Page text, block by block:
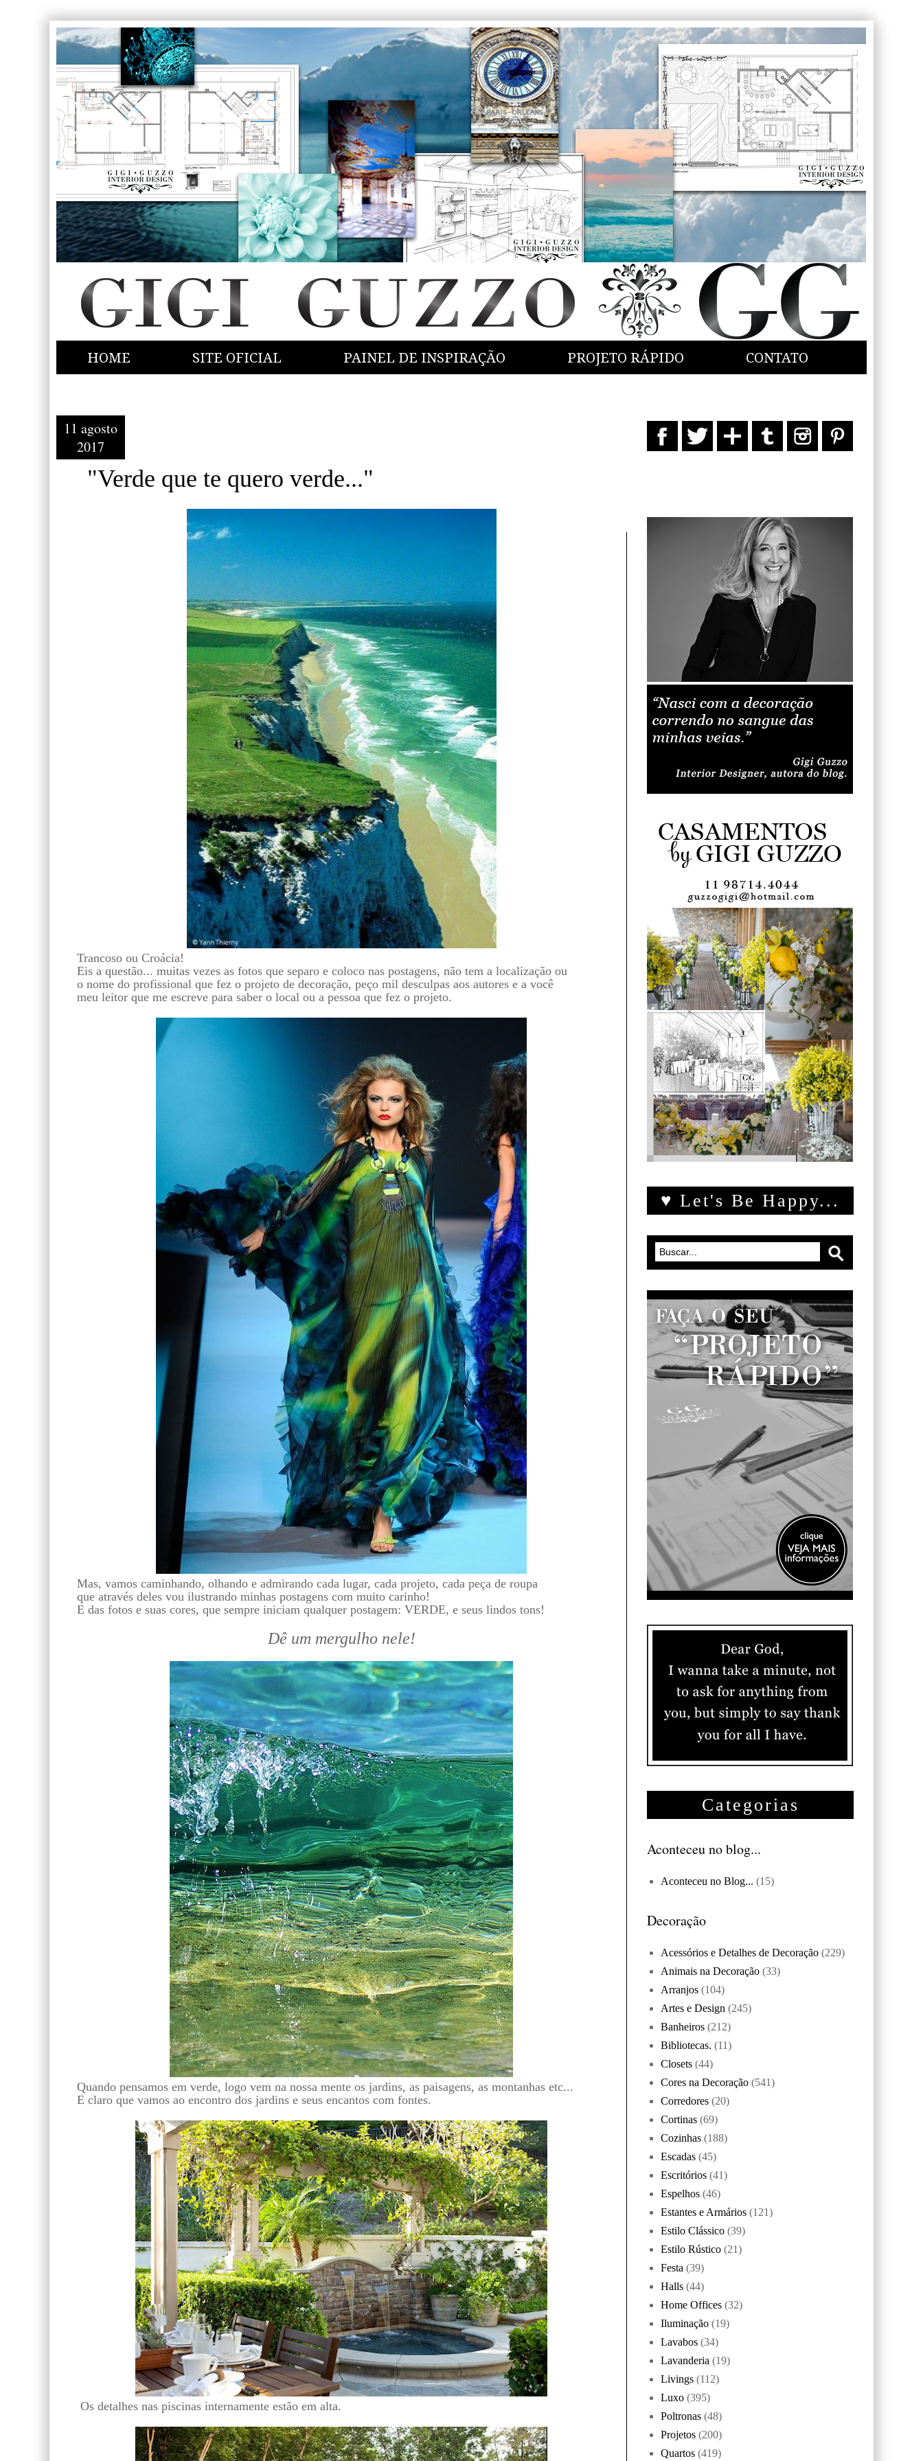
HOME SITE OFICIAL PAINEL DE INSPIRAÇÃO PROJETO RÁPIDO CONTATO
11 agosto
2017
"Verde que te quero verde..."
Trancoso ou Croácia!
Eis a questão... muitas vezes as fotos que separo e coloco nas postagens, não tem a localização ou
o nome do profissional que fez o projeto de decoração, peço mil desculpas aos autores e a você
meu leitor que me escreve para saber o local ou a pessoa que fez o projeto.
Mas, vamos caminhando, olhando e admirando cada lugar, cada projeto, cada peça de roupa
que através deles vou ilustrando minhas postagens com muito carinho!
E das fotos e suas cores, que sempre iniciam qualquer postagem: VERDE, e seus lindos tons!
Dê um mergulho nele!
Quando pensamos em verde, logo vem na nossa mente os jardins, as paisagens, as montanhas etc...
E claro que vamos ao encontro dos jardins e seus encantos com fontes.
Os detalhes nas piscinas internamente estão em alta.
♥ Let's Be Happy...
Categorias
Aconteceu no blog...
Aconteceu no Blog... (15)
Decoração
Acessórios e Detalhes de Decoração (229)
Animais na Decoração (33)
Arranjos (104)
Artes e Design (245)
Banheiros (212)
Bibliotecas. (11)
Closets (44)
Cores na Decoração (541)
Corredores (20)
Cortinas (69)
Cozinhas (188)
Escadas (45)
Escritórios (41)
Espelhos (46)
Estantes e Armários (121)
Estilo Clássico (39)
Estilo Rústico (21)
Festa (39)
Halls (44)
Home Offices (32)
Iluminação (19)
Lavabos (34)
Lavanderia (19)
Livings (112)
Luxo (395)
Poltronas (48)
Projetos (200)
Quartos (419)